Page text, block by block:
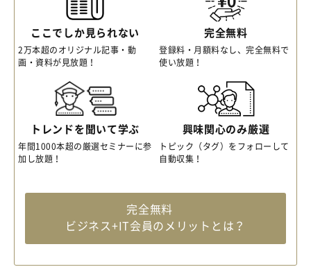
ここでしか見られない
2万本超のオリジナル記事・動
画・資料が見放題！
完全無料
登録料・月額料なし、完全無料で
使い放題！
トレンドを聞いて学ぶ
年間1000本超の厳選セミナーに参
加し放題！
興味関心のみ厳選
トピック（タグ）をフォローして
自動収集！
完全無料
ビジネス+IT会員のメリットとは？